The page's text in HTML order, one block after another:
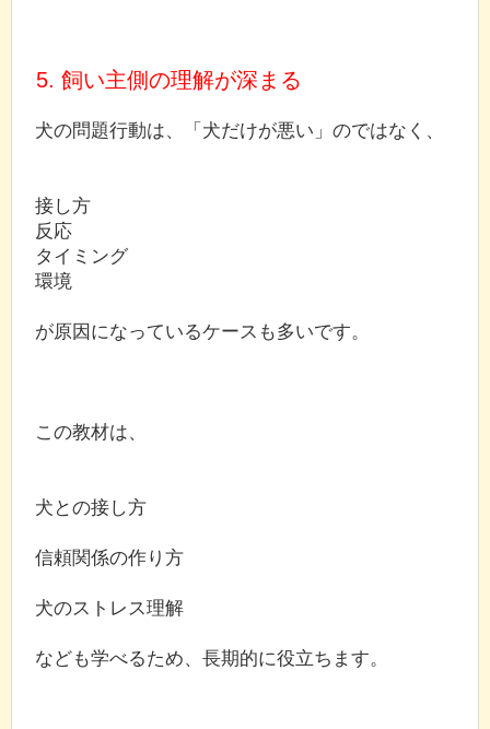
5. 飼い主側の理解が深まる
犬の問題行動は、「犬だけが悪い」のではなく、
接し方
反応
タイミング
環境
が原因になっているケースも多いです。
この教材は、
犬との接し方
信頼関係の作り方
犬のストレス理解
なども学べるため、長期的に役立ちます。